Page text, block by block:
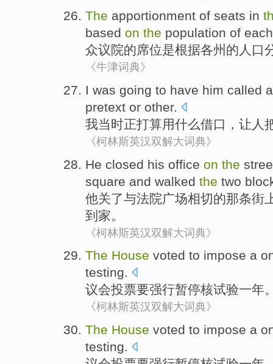
The apportionment of seats in
based on the population of
众议院的席位是根据各州 的 人口
《牛津词典》
I was going to have him called
pretext or other.
我当时正打算用什么借口， 让 人
《柯林斯英汉双解大词典》
He closed his office on the
square and walked the two
他关了与法院广场相切的那条街
到家。
《柯林斯英汉双解大词典》
The House voted to impose a
testing.
议会投票要强行暂停核试验一年
《柯林斯英汉双解大词典》
The House voted to impose a
testing.